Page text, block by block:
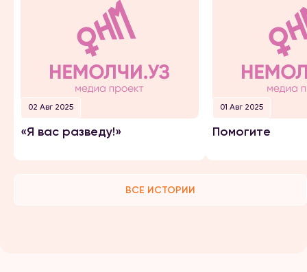
02 Авг 2025
«Я вас разведу!»
01 Авг 2025
Помогите
ВСЕ ИСТОРИИ